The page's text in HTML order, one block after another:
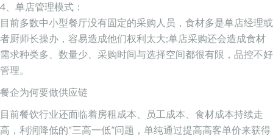
4、单店管理模式：
目前多数中小型餐厅没有固定的采购人员，食材多是单店经理或
者厨师长操办，容易造成他们权利太大;单店采购还会造成食材
需求种类多、数量少、采购时间与选择空间都很有限，品控不好
管理。
餐企为何要做供应链
目前餐饮行业还面临着房租成本、员工成本、食材成本持续走
高，利润降低的“三高一低”问题，单纯通过提高高客单价来获得